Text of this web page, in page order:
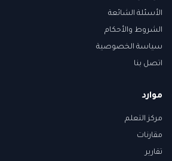
الأسئلة الشائعة
الشروط والأحكام
سياسة الخصوصية
اتصل بنا
موارد
مركز التعلم
مقارنات
تقارير